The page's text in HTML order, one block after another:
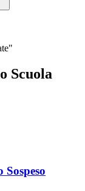
Scuola